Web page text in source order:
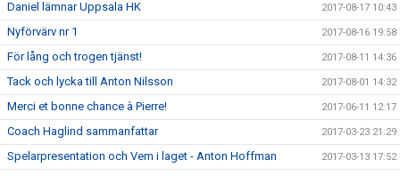
Daniel lämnar Uppsala HK 2017-08-17 10:43
Nyförvärv nr 1 2017-08-16 19:58
För lång och trogen tjänst! 2017-08-11 14:36
Tack och lycka till Anton Nilsson 2017-08-01 14:32
Merci et bonne chance à Pierre! 2017-06-11 12:17
Coach Haglind sammanfattar 2017-03-23 21:29
Spelarpresentation och Vem i laget - Anton Hoffman 2017-03-13 17:52